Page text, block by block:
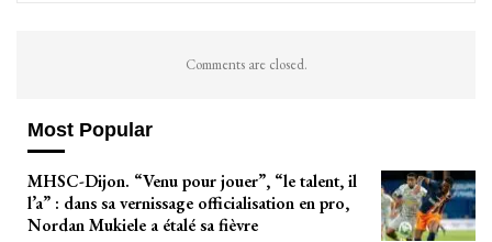
Comments are closed.
Most Popular
MHSC-Dijon. “Venu pour jouer”, “le talent, il
l’a” : dans sa vernissage officialisation en pro,
Nordan Mukiele a étalé sa fièvre